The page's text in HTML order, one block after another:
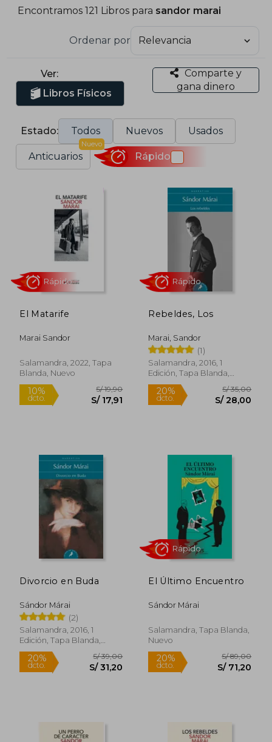
Encontramos 121 Libros para sandor marai
Ordenar por
Ver:
Libros Físicos
Comparte y
gana dinero
Estado: Todos Nuevos Usados
Anticuarios
Nuevo
Rápido
El Matarife
Marai Sandor
Salamandra, 2022, Tapa
Blanda, Nuevo
Rápido
Rebeldes, Los
Marai, Sandor
(1)
Salamandra, 2016, 1
Edición, Tapa Blanda,
Nuevo
20%
dcto.
Rápido
Divorcio en Buda
Sándor Márai
(2)
Salamandra, 2016, 1
Edición, Tapa Blanda,
Nuevo
El Último Encuentro
Sándor Márai
Salamandra, Tapa Blanda,
Nuevo